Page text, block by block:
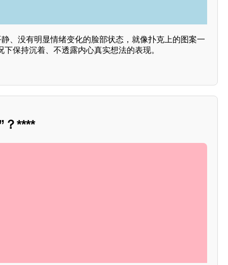
静、没有明显情绪变化的脸部状态，就像扑克上的图案一
保持沉着、不透露内心真实想法的表现。
？****